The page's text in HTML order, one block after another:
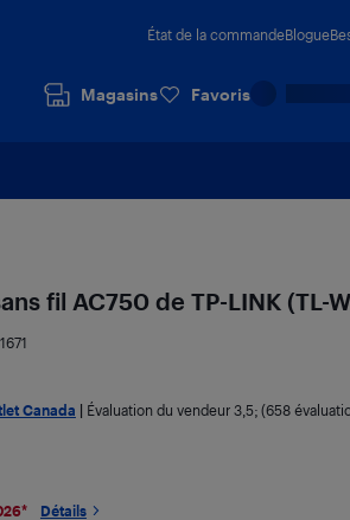
État de la commandeBlogue
Magasins Favoris
fil AC750 de TP-LINK (TL-
Canada Évaluation du vendeur 3,5; (658
* Détails